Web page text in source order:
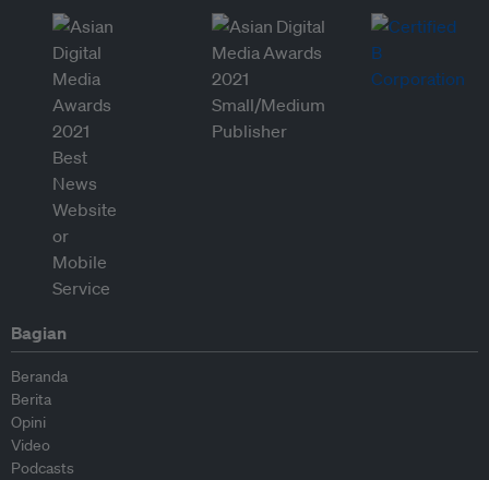
Bagian
Beranda
Berita
Opini
Video
Podcasts